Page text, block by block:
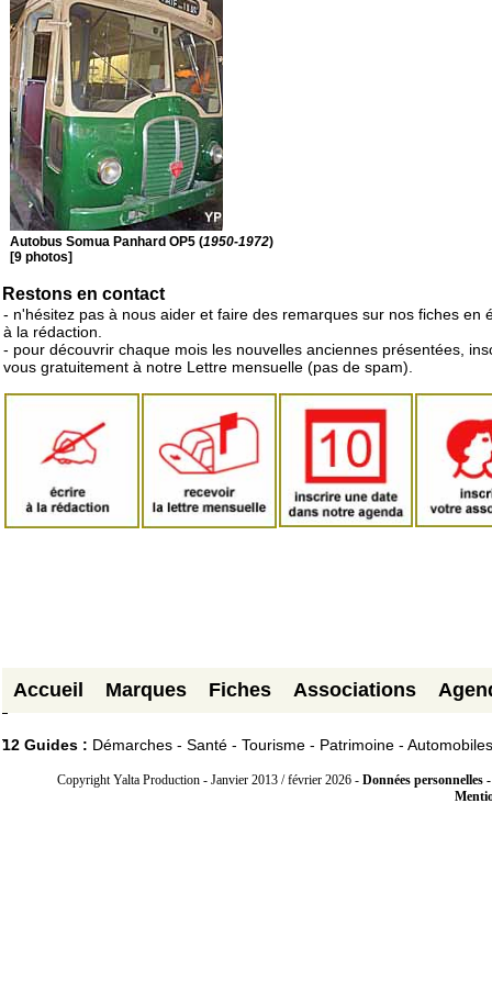
Autobus Somua Panhard OP5 (1950-1972)
[9 photos]
Restons en contact
- n'hésitez pas à nous aider et faire des remarques sur nos fiches en
à la rédaction.
- pour découvrir chaque mois les nouvelles anciennes présentées,
vous gratuitement à notre Lettre mensuelle (pas de spam).
Accueil Marques Fiches Associations
12 Guides : Démarches - Santé - Tourisme - Patrimoine - Automobiles
Copyright Yalta Production - Janvier 2013 / février 2026 - Données personnelles